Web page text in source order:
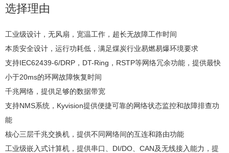
选择理由
工业级设计，无风扇，宽温工作，超长无故障工作时间
本质安全设计，运行功耗低，满足煤炭行业易燃易爆环境要求
支持IEC62439-6/DRP，DT-Ring，RSTP等网络冗余功能，提供最快
小于20ms的环网故障恢复时间
千兆网络，提供足够的数据带宽
支持NMS系统，Kyvision提供便捷可靠的网络状态监控和故障排查功
能
核心三层千兆交换机，提供不同网络间的互连和路由功能
工业级嵌入式计算机，提供串口、DI/DO、CAN及无线接入能力，提